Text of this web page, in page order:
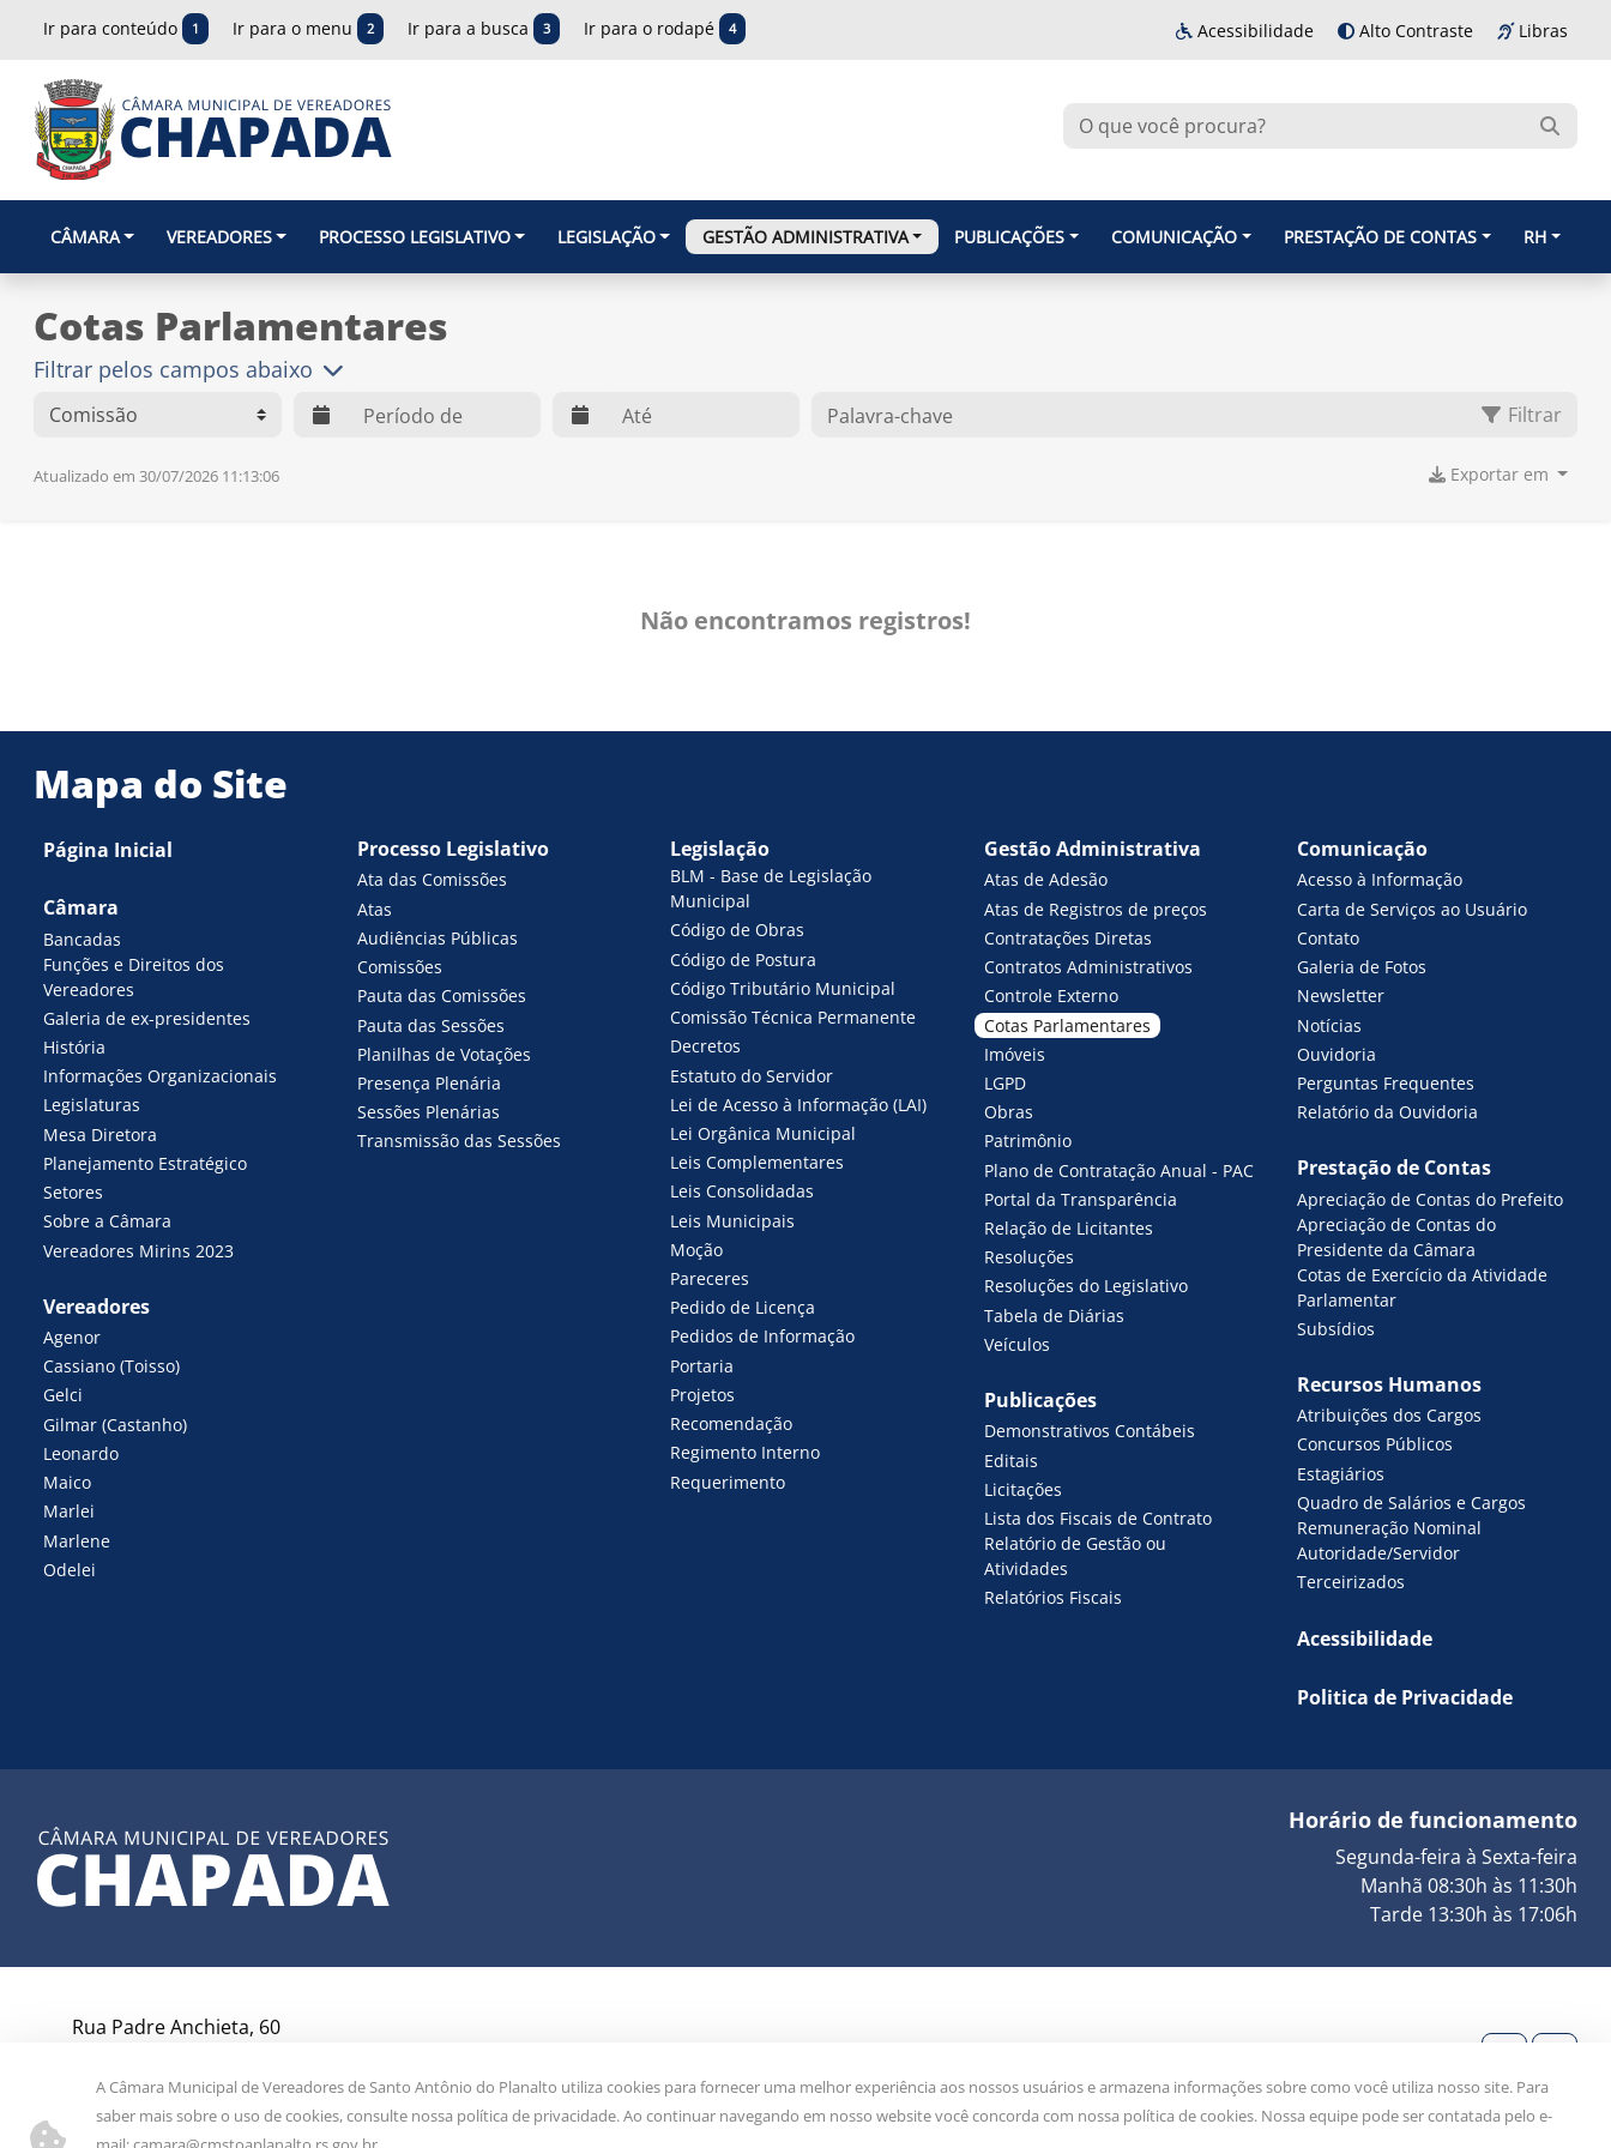
Ir para conteúdo 1 Ir para o menu 2 Ir para a busca 3 Ir para o rodapé 4 Acessibilidade Alto Contraste Libras
CÂMARA VEREADORES PROCESSO LEGISLATIVO LEGISLAÇÃO GESTÃO ADMINISTRATIVA PUBLICAÇÕES COMUNICAÇÃO PRESTAÇÃO DE CONTAS RH
Cotas Parlamentares
Filtrar pelos campos abaixo
web.dts web.dte O que você procura? Filtrar
Atualizado em 30/07/2026 11:13:06 Exportar em
Não encontramos registros!
Mapa do Site
Página Inicial
Câmara
Bancadas
Funções e Direitos dos
Vereadores
Galeria de ex-presidentes
História
Informações Organizacionais
Legislaturas
Mesa Diretora
Planejamento Estratégico
Setores
Sobre a Câmara
Vereadores Mirins 2023
Vereadores
Agenor
Cassiano (Toisso)
Gelci
Gilmar (Castanho)
Leonardo
Maico
Marlei
Marlene
Odelei
Processo Legislativo
Ata das Comissões
Atas
Audiências Públicas
Comissões
Pauta das Comissões
Pauta das Sessões
Planilhas de Votações
Presença Plenária
Sessões Plenárias
Transmissão das Sessões
Legislação
BLM - Base de Legislação
Municipal
Código de Obras
Código de Postura
Código Tributário Municipal
Comissão Técnica Permanente
Decretos
Estatuto do Servidor
Lei de Acesso à Informação (LAI)
Lei Orgânica Municipal
Leis Complementares
Leis Consolidadas
Leis Municipais
Moção
Pareceres
Pedido de Licença
Pedidos de Informação
Portaria
Projetos
Recomendação
Regimento Interno
Requerimento
Gestão Administrativa
Atas de Adesão
Atas de Registros de preços
Contratações Diretas
Contratos Administrativos
Controle Externo
Cotas Parlamentares
Imóveis
LGPD
Obras
Patrimônio
Plano de Contratação Anual - PAC
Portal da Transparência
Relação de Licitantes
Resoluções
Resoluções do Legislativo
Tabela de Diárias
Veículos
Publicações
Demonstrativos Contábeis
Editais
Licitações
Lista dos Fiscais de Contrato
Relatório de Gestão ou
Atividades
Relatórios Fiscais
Comunicação
Acesso à Informação
Carta de Serviços ao Usuário
Contato
Galeria de Fotos
Newsletter
Notícias
Ouvidoria
Perguntas Frequentes
Relatório da Ouvidoria
Prestação de Contas
Apreciação de Contas do Prefeito
Apreciação de Contas do
Presidente da Câmara
Cotas de Exercício da Atividade
Parlamentar
Subsídios
Recursos Humanos
Atribuições dos Cargos
Concursos Públicos
Estagiários
Quadro de Salários e Cargos
Remuneração Nominal
Autoridade/Servidor
Terceirizados
Acessibilidade
Politica de Privacidade
Horário de funcionamento
Segunda-feira à Sexta-feira
Manhã 08:30h às 11:30h
Tarde 13:30h às 17:06h
Rua Padre Anchieta, 60
CEP 99530-000
A Câmara Municipal de Vereadores de Santo Antônio do Planalto utiliza cookies para fornecer uma melhor experiência aos nossos usuários e armazena informações sobre como você utiliza nosso site. Para
saber mais sobre o uso de cookies, consulte nossa política de privacidade. Ao continuar navegando em nosso website você concorda com nossa política de cookies. Nossa equipe pode ser contatada pelo e-